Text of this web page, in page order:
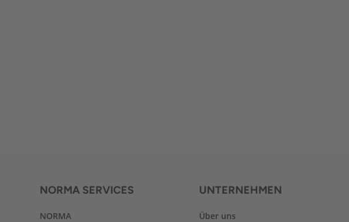
NORMA SERVICES
NORMA
UNTERNEHMEN
Über uns